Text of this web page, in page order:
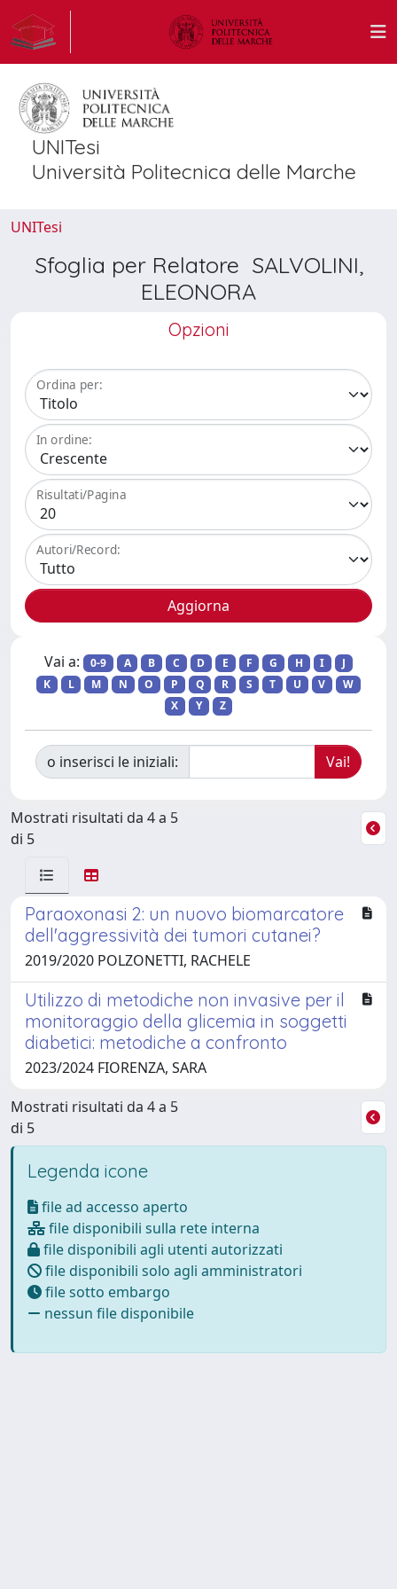
UNITesi
Università Politecnica delle Marche
UNITesi
Sfoglia per Relatore SALVOLINI,
ELEONORA
Opzioni
Ordina per:
In ordine:
Risultati/Pagina
Autori/Record:
Vai a: 0-9 A B C D E F G H I
J
K
L M N O P Q R S T U V
W
X
Y Z
o inserisci le iniziali:
Mostrati risultati da 4 a 5
di 5
Paraoxonasi 2: un nuovo biomarcatore
dell'aggressività dei tumori cutanei?
2019/2020 POLZONETTI, RACHELE
Utilizzo di metodiche non invasive per il
monitoraggio della glicemia in soggetti
diabetici: metodiche a confronto
2023/2024 FIORENZA, SARA
Mostrati risultati da 4 a 5
di 5
Legenda icone
file ad accesso aperto
file disponibili sulla rete interna
file disponibili agli utenti autorizzati
file disponibili solo agli amministratori
file sotto embargo
nessun file disponibile